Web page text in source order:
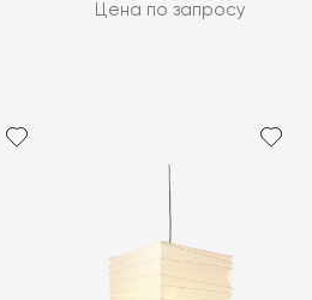
Цена по запросу